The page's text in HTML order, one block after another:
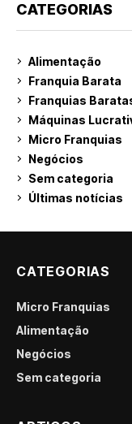
CATEGORIAS
Alimentação
Franquia Barata
Franquias
Máquinas
Micro Franquias
Negócios
Sem categoria
Últimas notícias
CATEGORIAS
Micro Franquias
Alimentação
Negócios
Sem categoria